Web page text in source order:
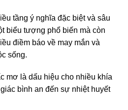
tầng ý nghĩa đặc biệt và sâu
biểu tượng phổ biến mà còn
điềm báo về may mắn và
sống.
mơ là dấu hiệu cho nhiều khía
bình an đến sự nhiệt huyết